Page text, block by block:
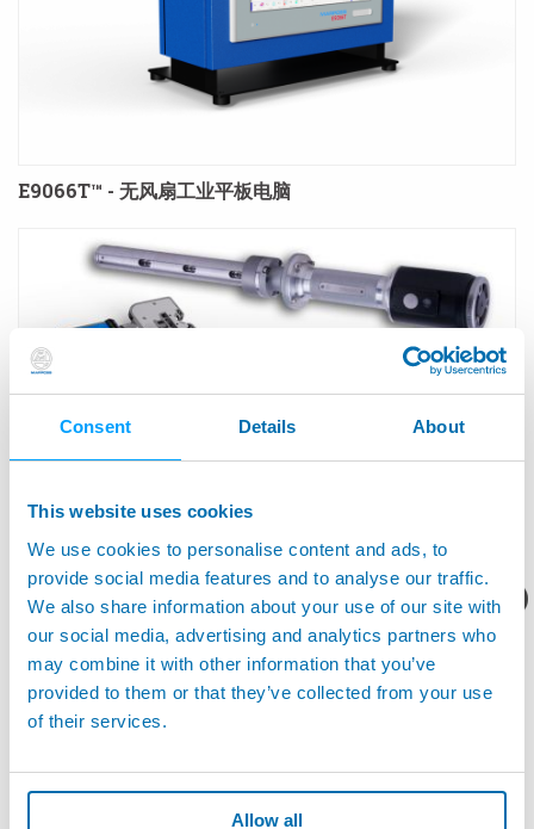
Consent Details About
This website uses cookies
We use cookies to personalise content and ads, to
provide social media features and to analyse our traffic.
We also share information about your use of our site with
our social media, advertising and analytics partners who
may combine it with other information that you’ve
provided to them or that they’ve collected from your use
of their services.
Allow all
E9066T™ - 无风扇工业平板电脑
I-WAVE™ - M1WAVE - MINIWAVE - MINI I-WAVE -
MULTIWAVE™ - 无线手柄
您想要了解什么呢？
产品资料/技术报价？